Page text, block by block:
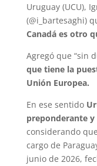
Uruguay (UCU),
(@i_bartesaghi)
Canadá es otro
Agregó que “sin
que tiene la
Unión Europea.
En ese sentido
preponderante
considerando
cargo de
junio de 2026,